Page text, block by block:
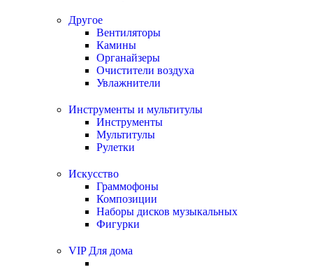
Другое
Вентиляторы
Камины
Органайзеры
Очистители воздуха
Увлажнители
Инструменты и мультитулы
Инструменты
Мультитулы
Рулетки
Искусство
Граммофоны
Композиции
Наборы дисков музыкальных
Фигурки
VIP Для дома